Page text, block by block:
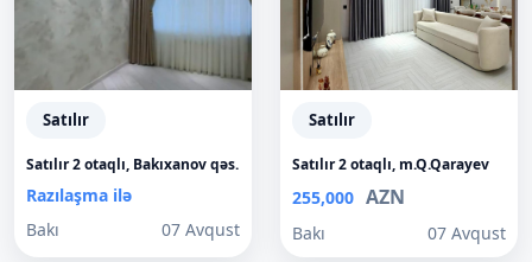
Satılır
Satılır 2 otaqlı, Bakıxanov qəs.
Razılaşma ilə
Bakı
07 Avqust
Satılır
Satılır 2 otaqlı, m.Q.Qarayev
255,000 AZN
Bakı 07 Avqust